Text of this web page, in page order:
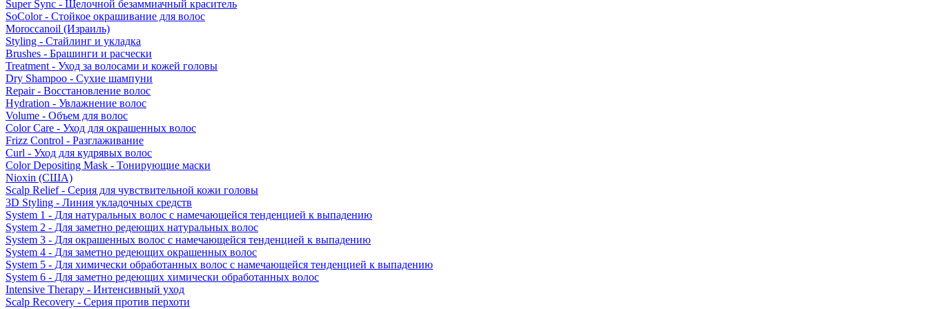
Super Sync - Щелочной безаммиачный краситель
SoColor - Стойкое окрашивание для волос
Moroccanoil (Израиль)
Styling - Стайлинг и укладка
Brushes - Брашинги и расчески
Treatment - Уход за волосами и кожей головы
Dry Shampoo - Сухие шампуни
Repair - Восстановление волос
Hydration - Увлажнение волос
Volume - Объем для волос
Color Care - Уход для окрашенных волос
Frizz Control - Разглаживание
Curl - Уход для кудрявых волос
Color Depositing Mask - Тонирующие маски
Nioxin (США)
Scalp Relief - Серия для чувствительной кожи головы
3D Styling - Линия укладочных средств
System 1 - Для натуральных волос с намечающейся тенденцией к выпадению
System 2 - Для заметно редеющих натуральных волос
System 3 - Для окрашенных волос с намечающейся тенденцией к выпадению
System 4 - Для заметно редеющих окрашенных волос
System 5 - Для химически обработанных волос с намечающейся тенденцией к выпадению
System 6 - Для заметно редеющих химически обработанных волос
Intensive Therapy - Интенсивный уход
Scalp Recovery - Серия против перхоти